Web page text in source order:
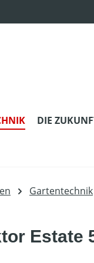
DIE
Gartentechnik
Estate